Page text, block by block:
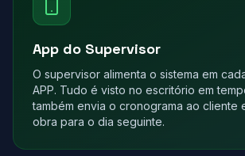
App do Supervisor
O supervisor alimenta o sistema em
APP. Tudo é visto no escritório em
também envia o cronograma ao cliente
obra para o dia seguinte.